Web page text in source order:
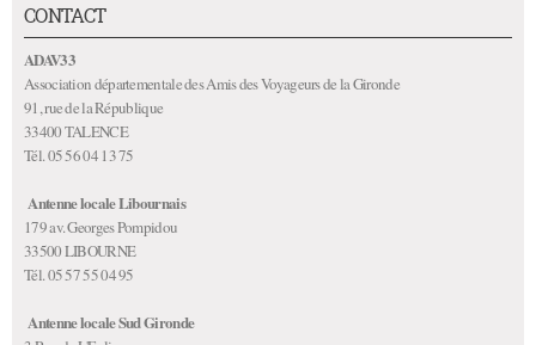
CONTACT
ADAV33
Association départementale des Amis des Voyageurs de la Gironde
91, rue de la République
33400 TALENCE
Tél. 05 56 04 13 75
Antenne locale Libournais
179 av. Georges Pompidou
33500 LIBOURNE
Tél. 05 57 55 04 95
Antenne locale Sud Gironde